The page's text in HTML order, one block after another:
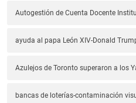
Autogestión de Cuenta Docente
ayuda al papa León XIV-Donald
Azulejos de Toronto superaron a los
bancas de loterías-contaminación